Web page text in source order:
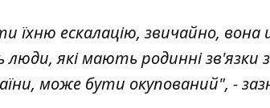
їхню ескалацію, звичайно, вона
які мають родинні зв'язки
може бути окупований", -